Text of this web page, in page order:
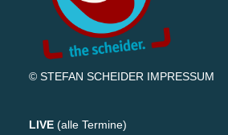
© STEFAN SCHEIDER IMPRESSUM
LIVE (alle Termine)